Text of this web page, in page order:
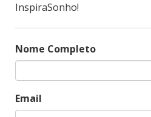
InspiraSonho!
Nome Completo
Email